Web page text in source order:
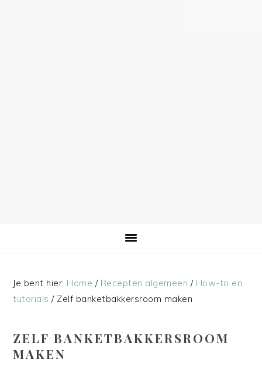
Je bent hier: Home / Recepten algemeen / How-to en
tutorials /Zelf banketbakkersroom maken
ZELF BANKETBAKKERSROOM
MAKEN